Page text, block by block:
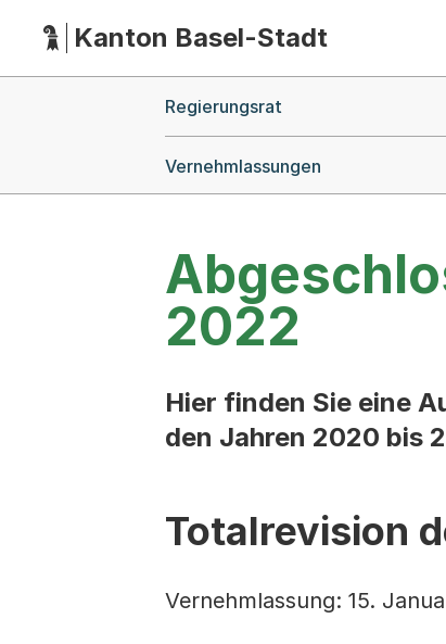
HauptnavigationKanton Basel-Stadt
Regierungsrat
Vernehmlassungen
2022
Hier finden Sie eine
den Jahren 2020 bis
Totalrevision
Vernehmlassung: 15.